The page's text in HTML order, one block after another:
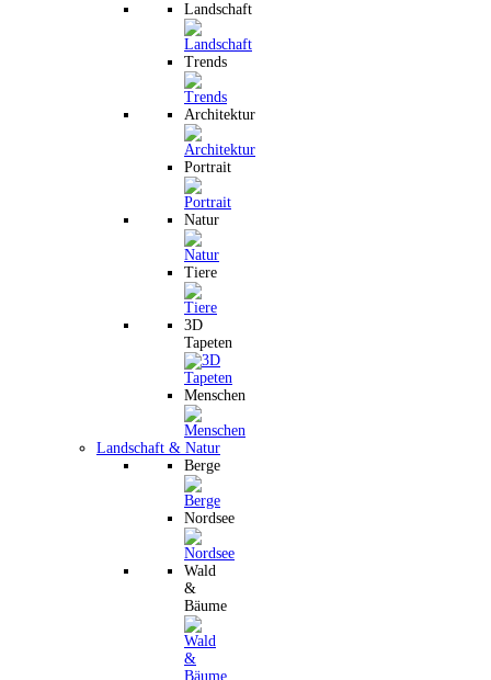
Landschaft
Trends
Architektur
Portrait
Natur
Tiere
3D
Tapeten
Menschen
Landschaft & Natur
Berge
Nordsee
Wald
&
Bäume